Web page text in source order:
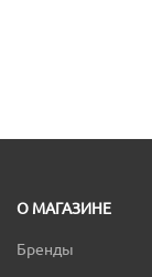
О МАГАЗИНЕ
Бренды